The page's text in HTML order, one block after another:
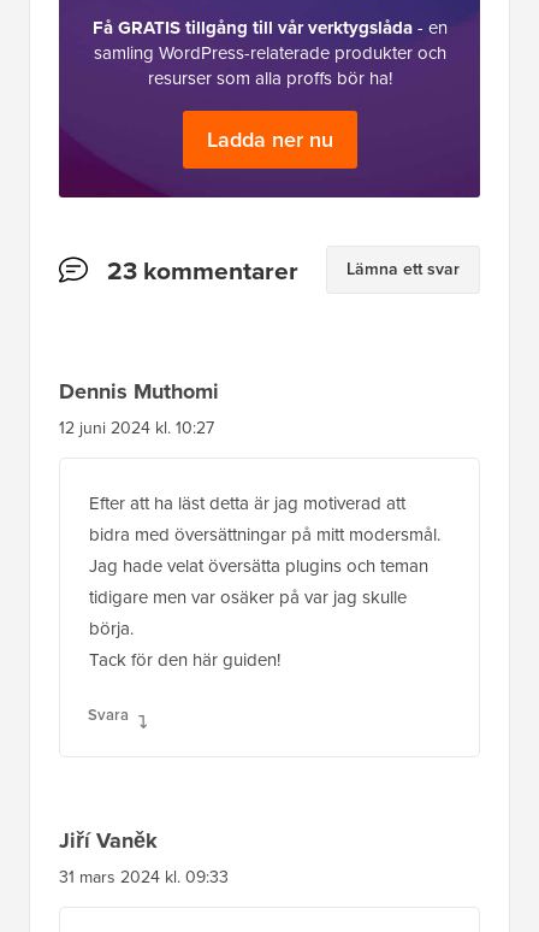
Få GRATIS tillgång till vår verktygslåda- en
samling WordPress-relaterade produkter och
resurser som alla proffs bör ha!
Ladda ner nu
Läsarnas23 kommentarer Lämna ett svar
Dennis Muthomi
12 juni 2024 kl. 10:27
Efter att ha läst detta är jag motiverad att
bidra med översättningar på mitt modersmål.
Jag hade velat översätta plugins och teman
tidigare men var osäker på var jag skulle
börja.
Tack för den här guiden!
Svara
Jiří Vaněk
31 mars 2024 kl. 09:33